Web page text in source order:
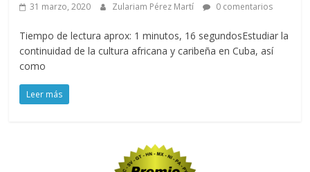
31 marzo, 2020 Zulariam Pérez Martí 0 comentarios
Tiempo de lectura aprox: 1 minutos, 16 segundosEstudiar la
continuidad de la cultura africana y caribeña en Cuba, así
como
Leer más